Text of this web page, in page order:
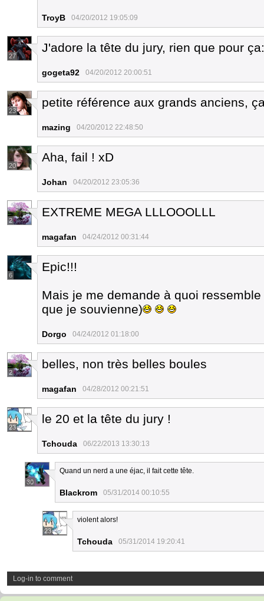
TroyB 04/20/2012 19:05:09
27
J'adore la tête du jury, rien que pour
gogeta92 04/20/2012 20:00:51
23
petite référence aux grands anciens,
mazing 04/20/2012 22:48:50
20
Aha, fail ! xD
Johan 04/20/2012 23:05:36
2
EXTREME MEGA LLLOOOLLL
magafan 04/24/2012 00:31:44
6
Epic!!!
Mais je me demande à quoi
que je souvienne)
Dorgo 04/24/2012 01:18:00
2
belles, non très belles boules
magafan 04/28/2012 00:21:51
23
le 20 et la tête du jury !
Tchouda 06/22/2013 13:30:13
30
Quand un nerd a une éjac, il fait cette tête.
Blackrom 05/31/2014 00:10:55
23
violent alors!
Tchouda 05/31/2014 19:20:41
Log-in to comment